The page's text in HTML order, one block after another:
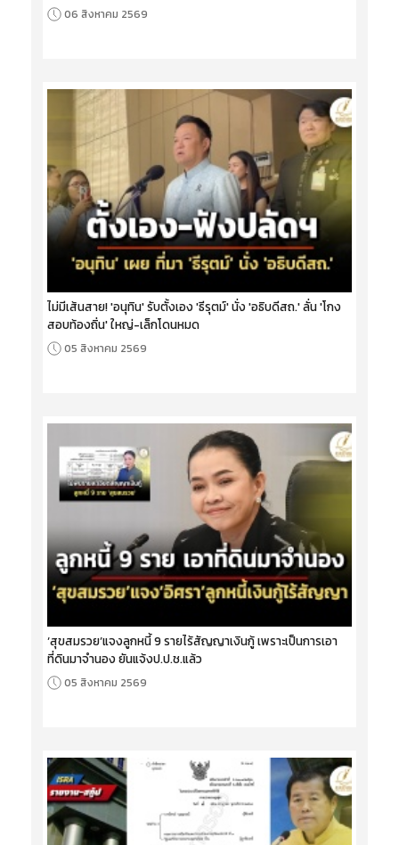
06 สิงหาคม 2569
ไม่มีเส้นสาย! 'อนุทิน' รับตั้งเอง 'ธีรุตม์' นั่ง 'อธิบดีสถ.' ลั่น 'โกง
สอบท้องถิ่น' ใหญ่-เล็กโดนหมด
05 สิงหาคม 2569
‘สุขสมรวย’แจงลูกหนี้ 9 รายไร้สัญญาเงินกู้ เพราะเป็นการเอา
ที่ดินมาจำนอง ยันแจ้งป.ป.ช.แล้ว
05 สิงหาคม 2569